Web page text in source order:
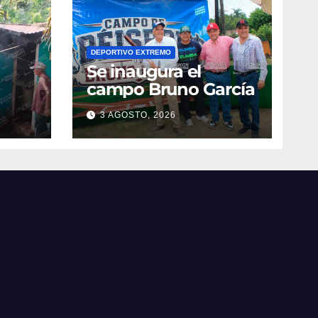
DEPORTIVO EXTREMO
Se inaugura el
campo Bruno García
3 AGOSTO, 2026